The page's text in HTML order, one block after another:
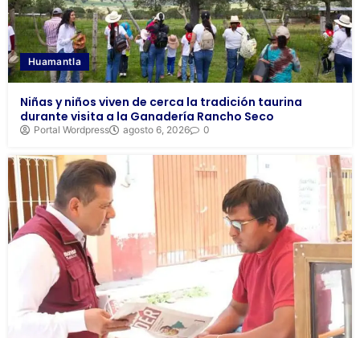
Huamantla
Niñas y niños viven de cerca la tradición taurina
durante visita a la Ganadería Rancho Seco
Portal Wordpress agosto 6, 2026 0